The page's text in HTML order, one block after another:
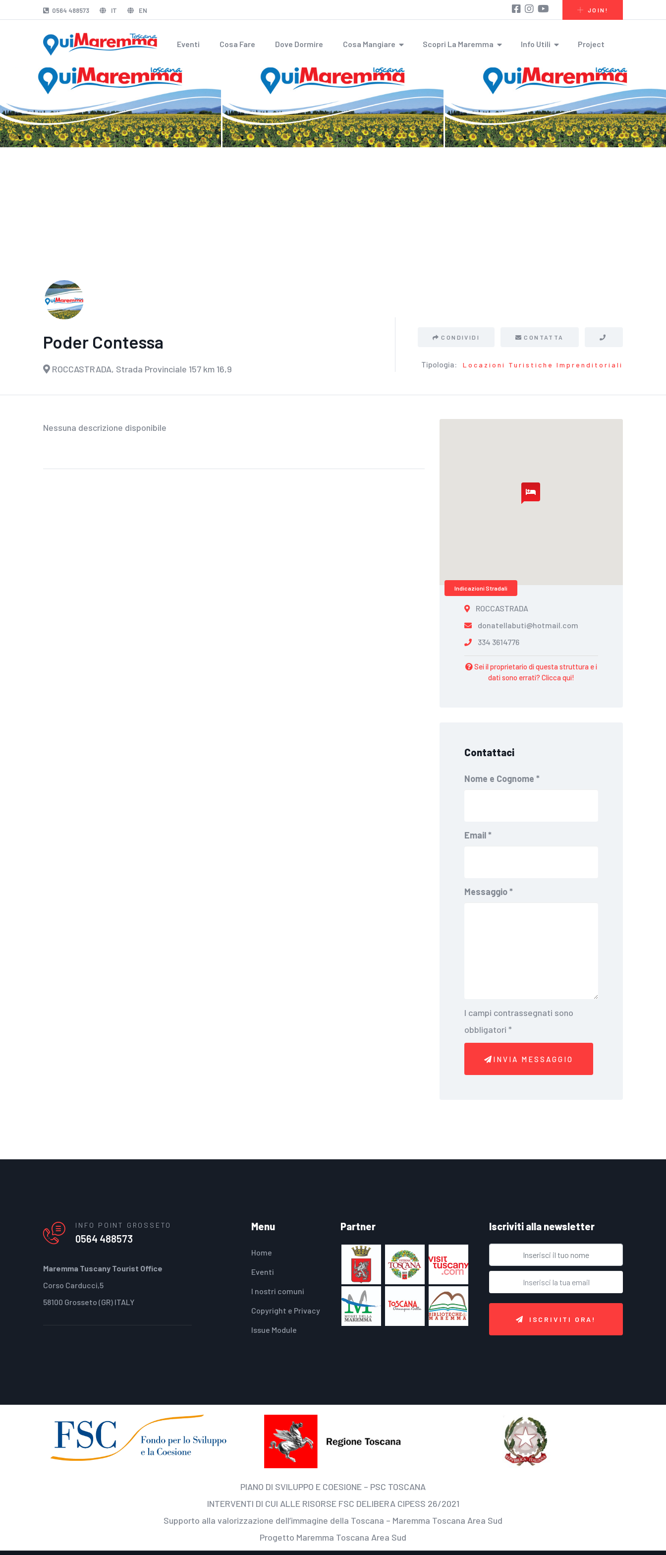
0564 488573 IT EN JOIN!
Eventi Cosa Fare Dove Dormire Cosa Mangiare Scopri La Maremma Info Utili Project
Poder Contessa
ROCCASTRADA, Strada Provinciale 157 km 16,9
CONDIVIDI CONTATTA
Tipologia: Locazioni Turistiche Imprenditoriali
Nessuna descrizione disponibile
Indicazioni Stradali
ROCCASTRADA
donatellabuti@hotmail.com
334 3614776
Sei il proprietario di questa struttura e i
dati sono errati? Clicca qui!
Contattaci
Nome e Cognome *
Email*
Messaggio*
I campi contrassegnati sono
obbligatori *
INVIA MESSAGGIO
INFO POINT GROSSETO
0564 488573
Maremma Tuscany Tourist Office
Corso Carducci,5
58100 Grosseto (GR) ITALY
Menu
Home
Eventi
I nostri comuni
Copyright e Privacy
Issue Module
Partner Iscriviti alla newsletter
ISCRIVITI ORA!
PIANO DI SVILUPPO E COESIONE – PSC TOSCANA
INTERVENTI DI CUI ALLE RISORSE FSC DELIBERA CIPESS 26/2021
Supporto alla valorizzazione dell’immagine della Toscana – Maremma Toscana Area Sud
Progetto Maremma Toscana Area Sud